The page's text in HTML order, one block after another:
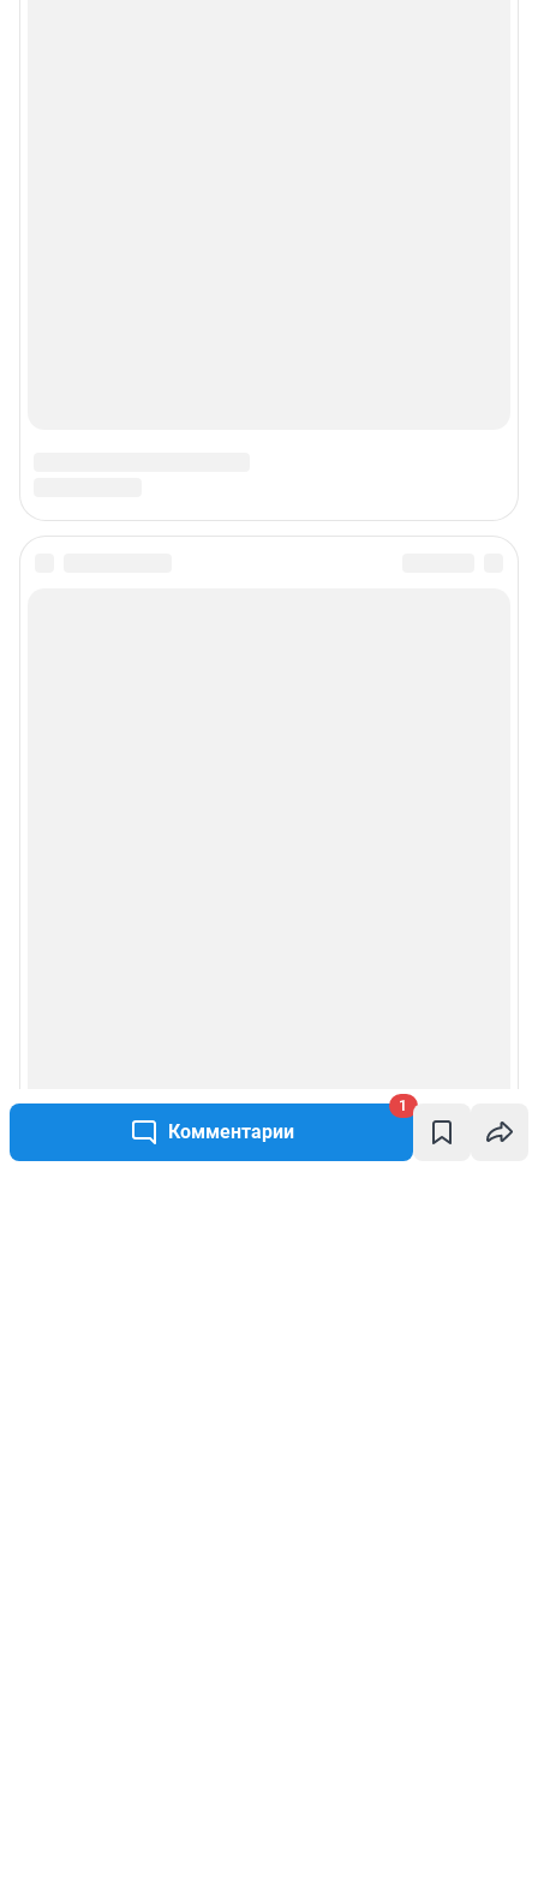
Комментарии
1